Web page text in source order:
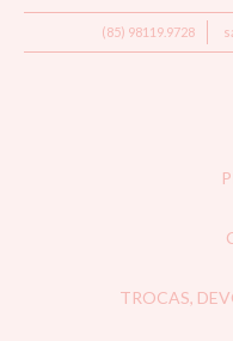
(85) 98119.9728
TROCAS,